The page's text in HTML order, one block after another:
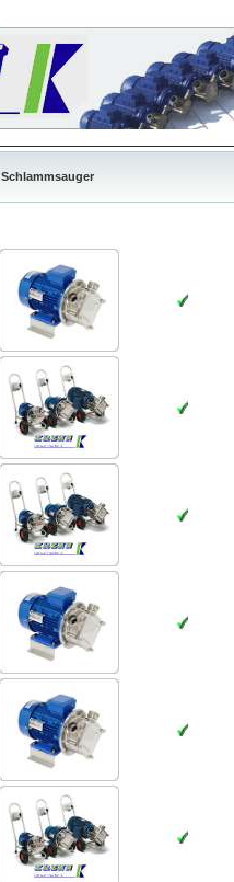
Schlammsauger